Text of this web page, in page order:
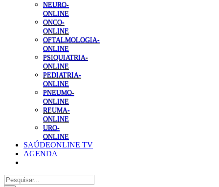
NEURO-
ONLINE
ONCO-
ONLINE
OFTALMOLOGIA-
ONLINE
PSIQUIATRIA-
ONLINE
PEDIATRIA-
ONLINE
PNEUMO-
ONLINE
REUMA-
ONLINE
URO-
ONLINE
SAÚDEONLINE TV
AGENDA
Pesquisar